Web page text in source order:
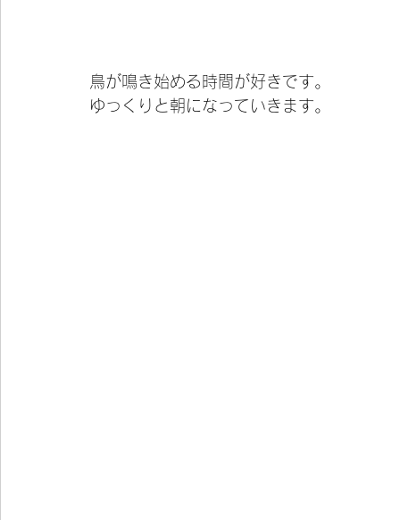
鳥が鳴き始める時間が好きです。
ゆっくりと朝になっていきます。